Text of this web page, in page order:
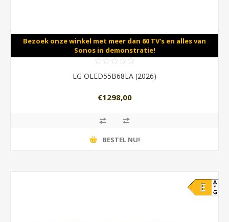
Bezoek onze winkel met meer dan 60 TV's en alles van
Sonos in demonstratie!
LG OLED55B68LA (2026)
€1298,00
BESTEL NU!